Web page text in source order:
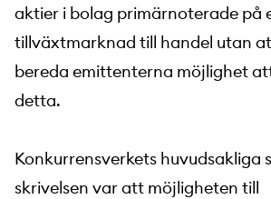
aktier i bolag primärnoterade på
tillväxtmarknad till handel utan
bereda emittenterna möjlighet
detta.
Konkurrensverkets huvudsakliga
skrivelsen var att möjligheten till